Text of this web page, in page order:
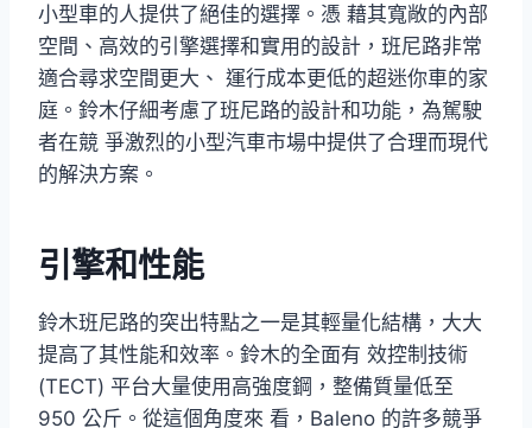
小型車的人提供了絕佳的選擇。憑 藉其寬敞的內部
空間、高效的引擎選擇和實用的設計，班尼路非常
適合尋求空間更大、 運行成本更低的超迷你車的家
庭。鈴木仔細考慮了班尼路的設計和功能，為駕駛
者在競 爭激烈的小型汽車市場中提供了合理而現代
的解決方案。
引擎和性能
鈴木班尼路的突出特點之一是其輕量化結構，大大
提高了其性能和效率。鈴木的全面有 效控制技術
(TECT) 平台大量使用高強度鋼，整備質量低至
950 公斤。從這個角度來 看，Baleno 的許多競爭